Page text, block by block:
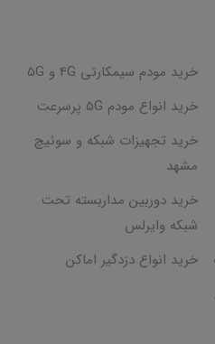
خرید مودم سیمکارتی 4G و 5G
خرید انواع مودم 5G پرسرعت
خرید تجهیزات شبکه و سوئیچ
مشهد
خرید دوربین مداربسته تحت
شبکه وایرلس
خرید انواع دزدگیر اماکن